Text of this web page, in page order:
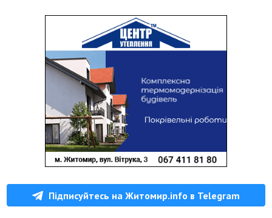
Підписуйтесь на Житомир.info в Telegram